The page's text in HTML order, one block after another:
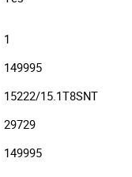
1
149995
15222/15.1T8SNT
29729
149995